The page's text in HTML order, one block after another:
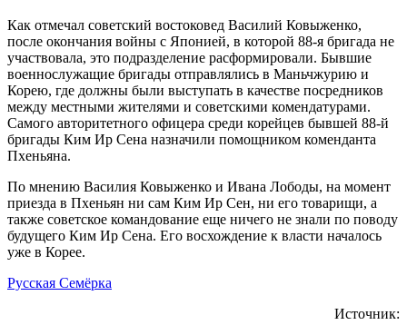
Как отмечал советский востоковед Василий Ковыженко,
после окончания войны с Японией, в которой 88-я бригада не
участвовала, это подразделение расформировали. Бывшие
военнослужащие бригады отправлялись в Маньчжурию и
Корею, где должны были выступать в качестве посредников
между местными жителями и советскими комендатурами.
Самого авторитетного офицера среди корейцев бывшей 88-й
бригады Ким Ир Сена назначили помощником коменданта
Пхеньяна.
По мнению Василия Ковыженко и Ивана Лободы, на момент
приезда в Пхеньян ни сам Ким Ир Сен, ни его товарищи, а
также советское командование еще ничего не знали по поводу
будущего Ким Ир Сена. Его восхождение к власти началось
уже в Корее.
Русская Семёрка
Источник: